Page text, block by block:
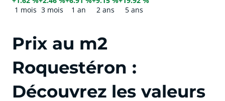
1 mois 3 mois
1 an
2 ans
5 ans
Prix au m2
Roquestéron :
Découvrez les valeurs